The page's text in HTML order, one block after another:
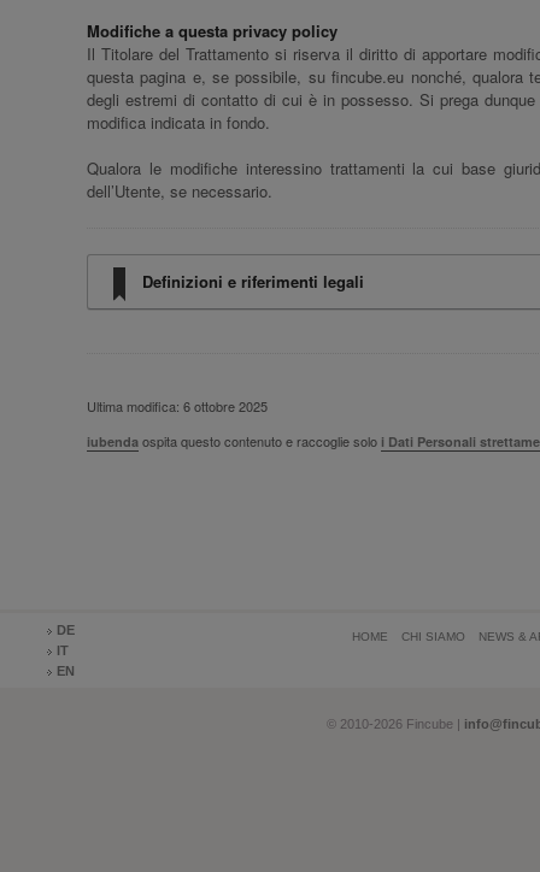
Modifiche a questa privacy policy
Il Titolare del Trattamento si riserva il diritto di apportare
questa pagina e, se possibile, su fincube.eu nonché, qualora
degli estremi di contatto di cui è in possesso. Si prega
modifica indicata in fondo.
Qualora le modifiche interessino trattamenti la cui base
dell’Utente, se necessario.
Definizioni e riferimenti legali
Ultima modifica: 6 ottobre 2025
iubenda ospita questo contenuto e raccoglie solo i Dati Personali
DE
IT
EN
HOME CHI SIAMO NEWS &
© 2010-2026 Fincube |